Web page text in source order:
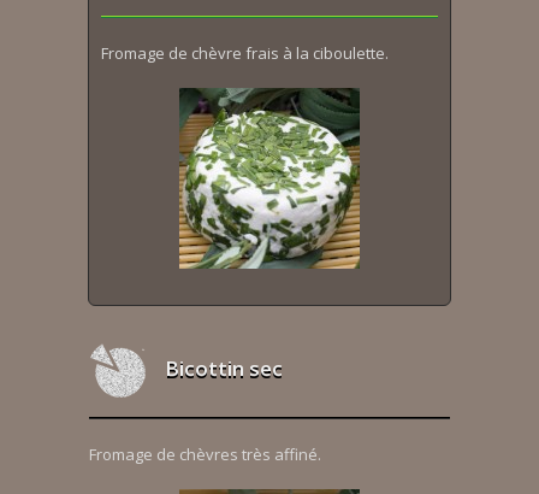
Fromage de chèvre frais à la ciboulette.
Bicottin sec
Fromage de chèvres très affiné.